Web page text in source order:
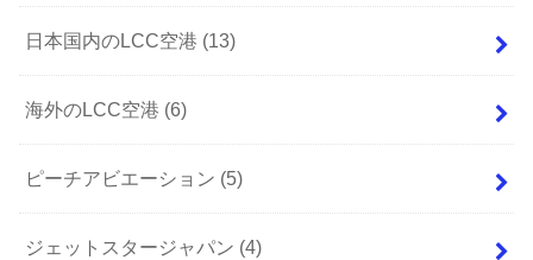
日本国内のLCC空港 (13)
海外のLCC空港 (6)
ピーチアビエーション (5)
ジェットスタージャパン (4)